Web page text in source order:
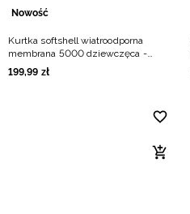
Nowość
Kurtka softshell wiatroodporna
membrana 5000 dziewczęca -
szary
199,99 zł